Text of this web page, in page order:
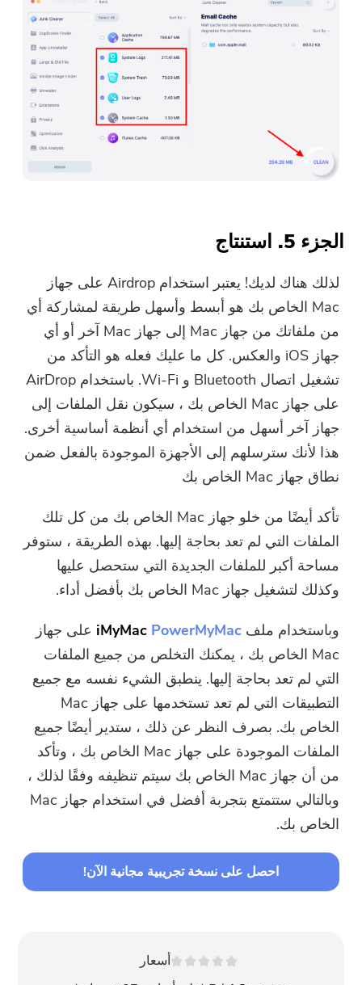
الجزء 5. استنتاج
لذلك هناك لديك! يعتبر استخدام Airdrop على جهاز
Mac الخاص بك هو أبسط وأسهل طريقة لمشاركة أي
من ملفاتك من جهاز Mac إلى جهاز Mac آخر أو أي
جهاز iOS والعكس. كل ما عليك فعله هو التأكد من
تشغيل اتصال Bluetooth و Wi-Fi. باستخدام AirDrop
على جهاز Mac الخاص بك ، سيكون نقل الملفات إلى
جهاز آخر أسهل من استخدام أي أنظمة أساسية أخرى.
هذا لأنك سترسلهم إلى الأجهزة الموجودة بالفعل ضمن
نطاق جهاز Mac الخاص بك
تأكد أيضًا من خلو جهاز Mac الخاص بك من كل تلك
الملفات التي لم تعد بحاجة إليها. بهذه الطريقة ، ستوفر
مساحة أكبر للملفات الجديدة التي ستحصل عليها
وكذلك لتشغيل جهاز Mac الخاص بك بأفضل أداء.
وباستخدام ملف iMyMac
PowerMyMac
على جهاز
Mac الخاص بك ، يمكنك التخلص من جميع الملفات
التي لم تعد بحاجة إليها. ينطبق الشيء نفسه مع جميع
التطبيقات التي لم تعد تستخدمها على جهاز Mac
الخاص بك. بصرف النظر عن ذلك ، ستدير أيضًا جميع
الملفات الموجودة على جهاز Mac الخاص بك ، وتأكد
من أن جهاز Mac الخاص بك سيتم تنظيفه وفقًا لذلك ،
وبالتالي ستتمتع بتجربة أفضل في استخدام جهاز Mac
الخاص بك.
احصل على نسخة تجريبية مجانية الآن!
أسعار